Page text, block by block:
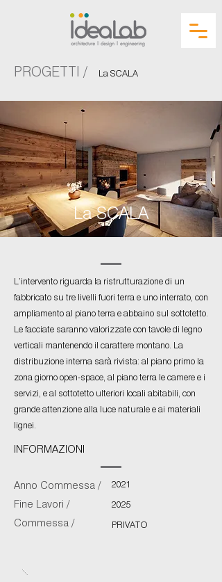
PROGETTI / La SCALA
La SCALA
L’intervento riguarda la ristrutturazione di un
fabbricato su tre livelli fuori terra e uno interrato, con
ampliamento al piano terra e abbaino sul sottotetto.
Le facciate saranno valorizzate con tavole di legno
verticali mantenendo il carattere montano. La
distribuzione interna sarà rivista: al piano primo la
zona giorno open-space, al piano terra le camere e i
servizi, e al sottotetto ulteriori locali abitabili, con
grande attenzione alla luce naturale e ai materiali
lignei.
INFORMAZIONI
Anno Commessa /
Fine Lavori /
Commessa /
2021
2025
PRIVATO